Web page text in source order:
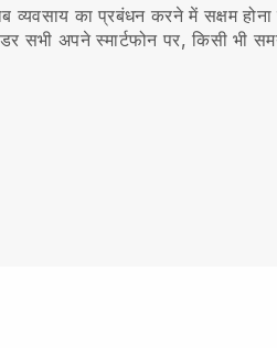
का प्रबंधन करने में सक्षम होना
अपने स्मार्टफोन पर, किसी भी